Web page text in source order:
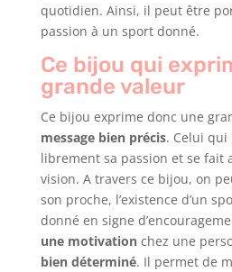
quotidien. Ainsi, il peut être
passion à un sport donné.
Ce bijou qui
grande valeur
Ce bijou exprime donc une
message bien précis. Celui qui
librement sa passion et se fait
vision. A travers ce bijou, on
son proche, l’existence d’un
donné en signe
une motivationchez une
bien déterminé. Il permet de